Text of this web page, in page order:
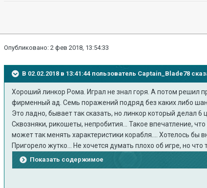
Опубликовано:2 фев 2018, 13:54:33
В 02.02.2018 в 13:41:44 пользователь Captain_Blade78
Хороший линкор Рома. Играл не знал горя. А потом решил
фирменный ад. Семь поражений подряд без каких либо
Это ладно, бывает так сказать, но линкор который делал
Сквозняки, рикошеты, непробития... Такое впечатление,
может так менять характеристики корабля.... Хотелось бы
Пригорело жутко... Не хочется думать плохо об игре, но что
Показать содержимое